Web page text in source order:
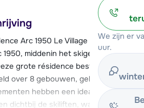
We zijn er
uur.
Arc 1950 Le Village ligt in het
middenin het skigebied
grote résidence bestaat uit 600
over 8 gebouwen, gebouwd in
hebben een ideale ligging;
dichtbij de skiliften, waardoor je 's